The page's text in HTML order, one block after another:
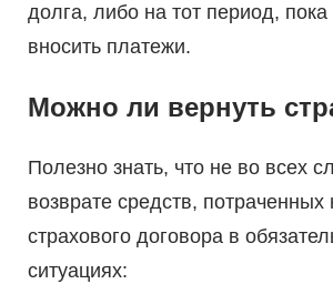
долга, либо на тот период,
вносить платежи.
Можно ли вернуть
Полезно знать, что не во всех
возврате средств,
страхового договора в
ситуациях: